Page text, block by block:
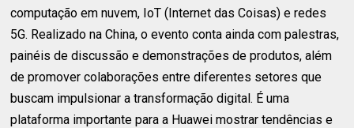
computação em nuvem, IoT (Internet das Coisas) e redes
5G. Realizado na China, o evento conta ainda com palestras,
painéis de discussão e demonstrações de produtos, além
de promover colaborações entre diferentes setores que
buscam impulsionar a transformação digital. É uma
plataforma importante para a Huawei mostrar tendências e